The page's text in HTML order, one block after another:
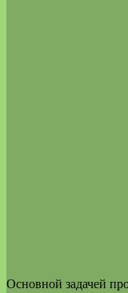
Основной задачей